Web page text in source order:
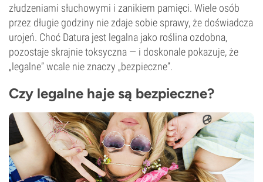
złudzeniami słuchowymi i zanikiem pamięci. Wiele osób
przez długie godziny nie zdaje sobie sprawy, że doświadcza
urojeń. Choć Datura jest legalna jako roślina ozdobna,
pozostaje skrajnie toksyczna — i doskonale pokazuje, że
„legalne” wcale nie znaczy „bezpieczne”.
Czy legalne haje są bezpieczne?